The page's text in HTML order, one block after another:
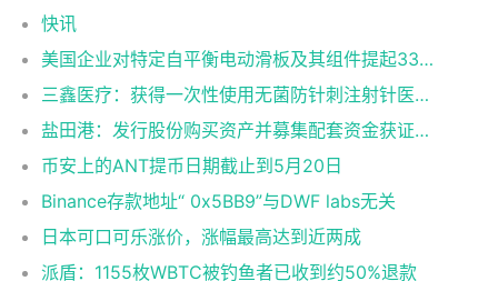
快讯
美国企业对特定自平衡电动滑板及其组件提起337调查申请
三鑫医疗：获得一次性使用无菌防针刺注射针医疗器械注册证
盐田港：发行股份购买资产并募集配套资金获证监会同意注册批复
币安上的ANT提币日期截止到5月20日
Binance存款地址“ 0x5BB9”与DWF labs无关
日本可口可乐涨价，涨幅最高达到近两成
派盾：1155枚WBTC被钓鱼者已收到约50%退款